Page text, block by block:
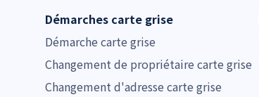
Démarches carte grise
Démarche carte grise
Changement de propriétaire carte grise
Changement d'adresse carte grise